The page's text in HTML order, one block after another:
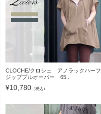
CLOCHE/クロシェ アノラックハーフ
ジッププルオーバー 65...
¥10,780 （税込）